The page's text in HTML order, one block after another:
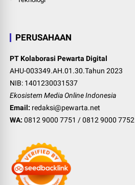
PERUSAHAAN
PT Kolaborasi Pewarta Digital
AHU-003349.AH.01.30.Tahun 2023
NIB: 1401230031537
Ekosistem Media Online Indonesia
Email: redaksi@pewarta.net
WA: 0812 9000 7751 /0812 9000 7752